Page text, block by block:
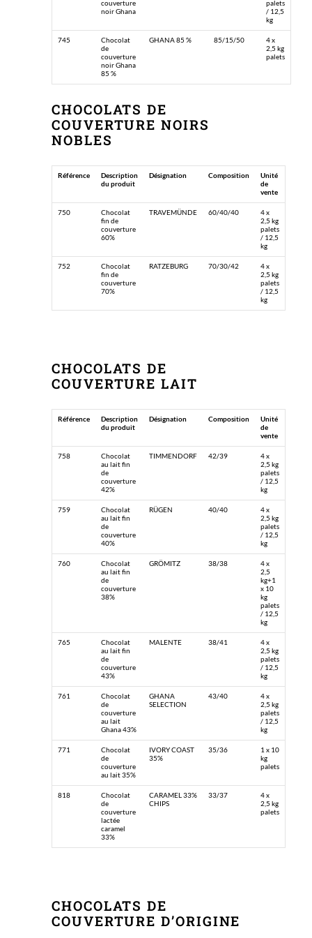
couverture
noir Ghana
palets
/ 12,5
kg
745
Chocolat
de
couverture
noir Ghana
85 %
GHANA 85 % 85/15/50
4 x
2,5 kg
palets
CHOCOLATS DE
COUVERTURE NOIRS
NOBLES
Référence
Description
du produit
Désignation Composition
Unité
de
vente
750
Chocolat
fin de
couverture
60%
TRAVEMÜNDE 60/40/40
4 x
2,5 kg
palets
/ 12,5
kg
752
Chocolat
fin de
couverture
70%
RATZEBURG 70/30/42
4 x
2,5 kg
palets
/ 12,5
kg
CHOCOLATS DE
COUVERTURE LAIT
Référence
Description
du produit
Désignation Composition
Unité
de
vente
758
Chocolat
au lait fin
de
couverture
42%
TIMMENDORF 42/39
4 x
2,5 kg
palets
/ 12,5
kg
759
Chocolat
au lait fin
de
couverture
40%
RÜGEN 40/40
4 x
2,5 kg
palets
/ 12,5
kg
760
Chocolat
au lait fin
de
couverture
38%
GRÖMITZ 38/38
4 x
2,5
kg+1
x 10
kg
palets
/ 12,5
kg
765
Chocolat
au lait fin
de
couverture
43%
MALENTE 38/41
4 x
2,5 kg
palets
/ 12,5
kg
761
Chocolat
de
couverture
au lait
Ghana 43%
GHANA
SELECTION
43/40
4 x
2,5 kg
palets
/ 12,5
kg
771
Chocolat
de
couverture
au lait 35%
IVORY COAST
35%
35/36
1 x 10
kg
palets
818
Chocolat
de
couverture
lactée
caramel
33%
CARAMEL 33%
CHIPS
33/37
4 x
2,5 kg
palets
CHOCOLATS DE
COUVERTURE D’ORIGINE